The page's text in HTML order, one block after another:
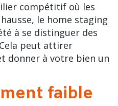
compétitif où les
le home staging
à se distinguer des
peut attirer
donner à votre bien un
faible